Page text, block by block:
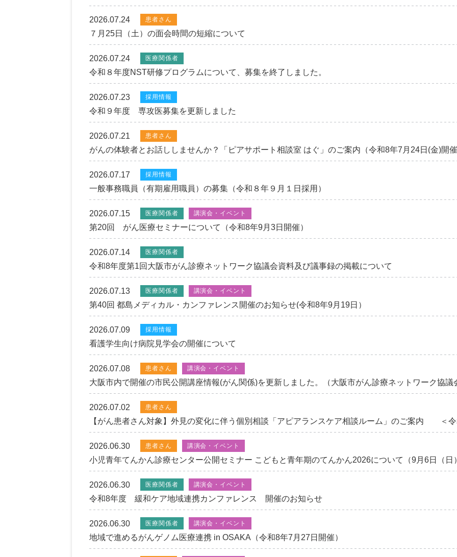
2026.07.24 患者さん
７月25日（土）の面会時間の短縮について
2026.07.24 医療関係者
令和８年度NST研修プログラムについて、募集を終了しました。
2026.07.23 採用情報
令和９年度 専攻医募集を更新しました
2026.07.21 患者さん
がんの体験者とお話ししませんか？「ピアサポート相談室 はぐ」のご案内（令和8年7月24日(金)開
2026.07.17 採用情報
一般事務職員（有期雇用職員）の募集（令和８年９月１日採用）
2026.07.15 医療関係者 講演会・イベント
第20回 がん医療セミナーについて（令和8年9月3日開催）
2026.07.14 医療関係者
令和8年度第1回大阪市がん診療ネットワーク協議会資料及び議事録の掲載について
2026.07.13 医療関係者 講演会・イベント
第40回 都島メディカル・カンファレンス開催のお知らせ(令和8年9月19日）
2026.07.09 採用情報
看護学生向け病院見学会の開催について
2026.07.08 患者さん 講演会・イベント
大阪市内で開催の市民公開講座情報(がん関係)を更新しました。（大阪市がん診療ネットワーク協議
2026.07.02 患者さん
【がん患者さん対象】外見の変化に伴う個別相談「アピアランスケア相談ルーム」のご案内 ＜
2026.06.30 患者さん 講演会・イベント
小児青年てんかん診療センター公開セミナー こどもと青年期のてんかん2026について（9月6日（日
2026.06.30 医療関係者 講演会・イベント
令和8年度 緩和ケア地域連携カンファレンス 開催のお知らせ
2026.06.30 医療関係者 講演会・イベント
地域で進めるがんゲノム医療連携 in OSAKA（令和8年7月27日開催）